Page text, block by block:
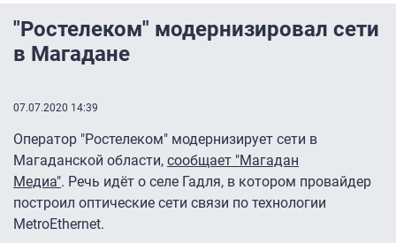
"Ростелеком" модернизировал сети
в Магадане
07.07.2020 14:39
Оператор "Ростелеком" модернизирует сети в
Магаданской области, сообщает "Магадан
Медиа". Речь идёт о селе Гадля, в котором провайдер
построил оптические сети связи по технологии
MetroEthernet.